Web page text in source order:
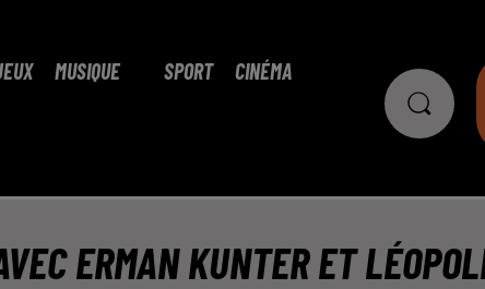
MUSIQUE SPORT CINÉMA
ERMAN KUNTER ET